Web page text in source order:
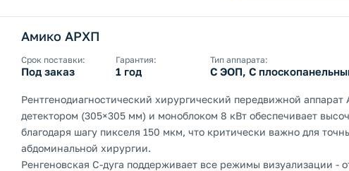
Амико АРХП
Срок поставки:
Под заказ
Гарантия:
1 год
Тип аппарата:
С ЭОП, С
Рентгенодиагностический хирургический передвижной
детектором (305×305 мм) и моноблоком 8 кВт обеспечивает
благодаря шагу пикселя 150 мкм, что критически важно для
абдоминальной хирургии.
Ренгеновская С-дуга поддерживает все режимы визуализации -